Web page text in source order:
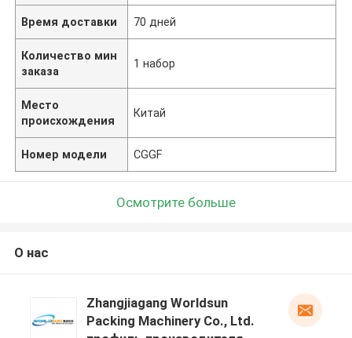
Время доставки 70 дней
Количество мин
заказа
1 набор
Место
происхождения
Китай
Номер модели CGGF
Осмотрите больше
О нас
Zhangjiagang Worldsun
Packing Machinery Co., Ltd.